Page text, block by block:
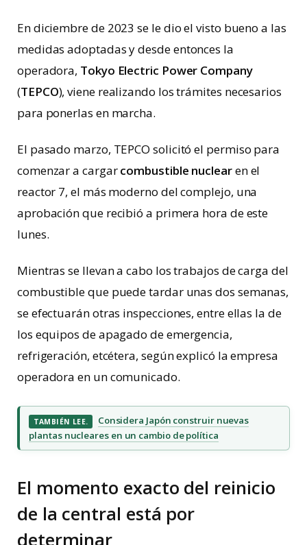
En diciembre de 2023 se le dio el visto bueno a las
medidas adoptadas y desde entonces la
operadora, Tokyo Electric Power Company
(TEPCO), viene realizando los trámites necesarios
para ponerlas en marcha.
El pasado marzo, TEPCO solicitó el permiso para
comenzar a cargarcombustible nuclearen el
reactor 7, el más moderno del complejo, una
aprobación que recibió a primera hora de este
lunes.
Mientras se llevan a cabo los trabajos de carga del
combustible que puede tardar unas dos semanas,
se efectuarán otras inspecciones, entre ellas la de
los equipos de apagado de emergencia,
refrigeración, etcétera, según explicó la empresa
operadora en un comunicado.
TAMBIÉN LEE.
Considera Japón construir nuevas
plantas nucleares en un cambio de política
El momento exacto del reinicio
de la central está por
determinar